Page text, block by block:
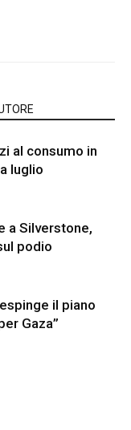
al consumo in
luglio
a Silverstone,
podio
il piano
Gaza”